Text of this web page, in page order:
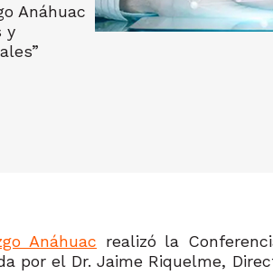
Anáhuac
y
Anáhuac realizó la
por el Dr. Jaime Riquelme,